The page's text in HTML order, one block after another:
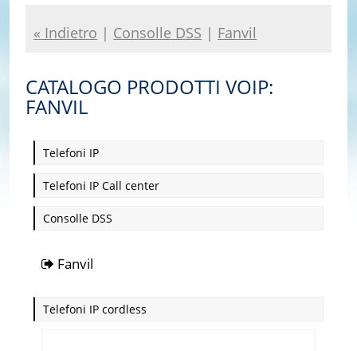
« Indietro | Consolle DSS | Fanvil
CATALOGO PRODOTTI VOIP:
FANVIL
Telefoni IP
Telefoni IP Call center
Consolle DSS
Fanvil
Telefoni IP cordless